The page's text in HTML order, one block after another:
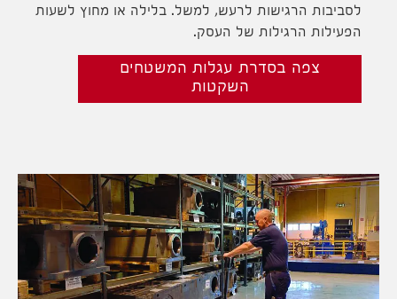
לסביבות הרגישות לרעש, למשל. בלילה או מחוץ לשעות
הפעילות הרגילות של העסק.
צפה בסדרת עגלות המשטחים
השקטות